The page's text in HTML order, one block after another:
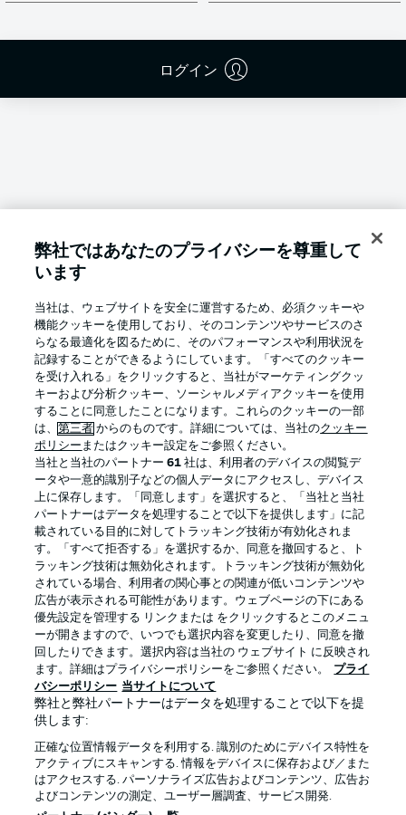
ログイン
Football as it's meant to be
BUNDESLIGA APP
Official Partners
プライバシー・ポリシー 優先設定を管理する
弊社ではあなたのプライバシーを尊重して
います
当社は、ウェブサイトを安全に運営するため、必須クッキーや
機能クッキーを使用しており、そのコンテンツやサービスのさ
らなる最適化を図るために、そのパフォーマンスや利用状況を
記録することができるようにしています。「すべてのクッキー
を受け入れる」をクリックすると、当社がマーケティングクッ
キーおよび分析クッキー、ソーシャルメディアクッキーを使用
することに同意したことになります。これらのクッキーの一部
は、第三者 からのものです。詳細については、当社のクッキー
ポリシー またはクッキー設定をご参照ください。
当社と当社のパートナー61 社は、利用者のデバイスの閲覧デ
ータや一意的識別子などの個人データにアクセスし、デバイス
上に保存します。「同意します」を選択すると、「当社と当社
パートナーはデータを処理することで以下を提供します」に記
載されている目的に対してトラッキング技術が有効化されま
す。「すべて拒否する」を選択するか、同意を撤回すると、ト
ラッキング技術は無効化されます。トラッキング技術が無効化
されている場合、利用者の関心事との関連が低いコンテンツや
広告が表示される可能性があります。ウェブページの下にある
優先設定を管理する リンクまたは をクリックするとこのメニュ
ーが開きますので、いつでも選択内容を変更したり、同意を撤
回したりできます。選択内容は当社の ウェブサイト に反映され
ます。詳細はプライバシーポリシーをご参照ください。
プライ
バシーポリシー 当サイトについて
弊社と弊社パートナーはデータを処理することで以下を提
供します:
正確な位置情報データを利用する. 識別のためにデバイス特性を
アクティブにスキャンする. 情報をデバイスに保存および／また
はアクセスする. パーソナライズ広告およびコンテンツ、広告お
よびコンテンツの測定、ユーザー層調査、サービス開発.